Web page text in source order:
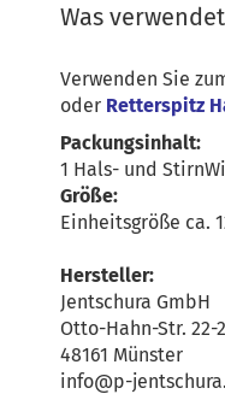
Was
Verwenden Sie
oder Retterspitz
Packungsinhalt:
1 Hals- und
Größe:
Einheitsgröße ca.
Hersteller:
Jentschura GmbH
Otto-Hahn-Str. 22-
48161 Münster
info@p-